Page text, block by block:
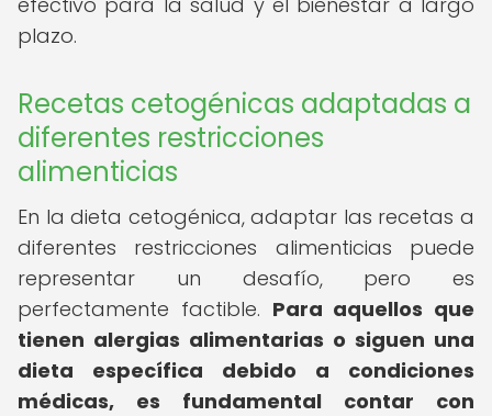
plazo.
Recetas cetogénicas adaptadas a
diferentes restricciones
alimenticias
En la dieta cetogénica, adaptar las recetas a
diferentes restricciones alimenticias puede
representar un desafío, pero es
perfectamente factible. Para aquellos que
tienen alergias alimentarias o siguen una
dieta específica debido a condiciones
médicas, es fundamental contar con